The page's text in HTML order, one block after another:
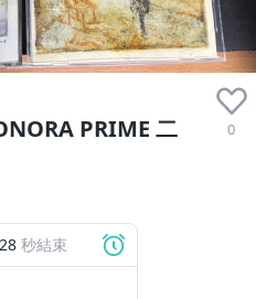
PRIME 二
0
28 秒結束